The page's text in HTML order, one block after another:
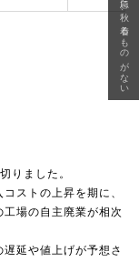
りました。
ストの上昇を期に、
場の自主廃業が相次
延や値上げが予想さ
急に秋、着るものがない